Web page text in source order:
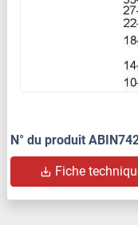
N° du produit
Fiche